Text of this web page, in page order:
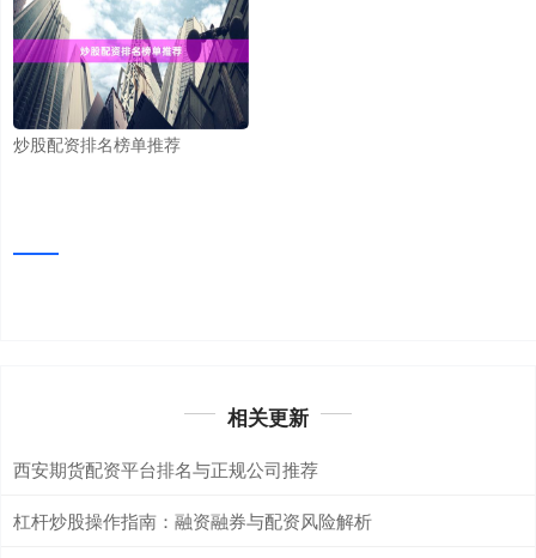
炒股配资排名榜单推荐
相关更新
西安期货配资平台排名与正规公司推荐
杠杆炒股操作指南：融资融券与配资风险解析